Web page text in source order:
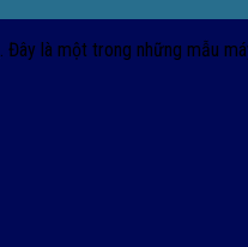
. Đây là một trong những mẫu